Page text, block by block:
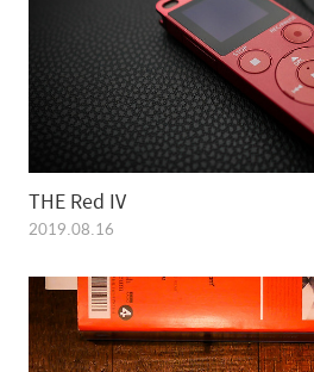
THE Red IV
2019.08.16